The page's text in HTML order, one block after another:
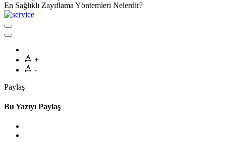
En Sağlıklı Zayıflama Yöntemleri Nelerdir?
+
-
Paylaş
Bu Yazıyı Paylaş